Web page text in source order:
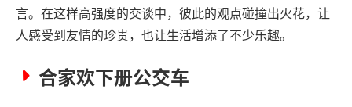
言。在这样高强度的交谈中，彼此的观点碰撞出火花，让
人感受到友情的珍贵，也让生活增添了不少乐趣。
合家欢下册公交车